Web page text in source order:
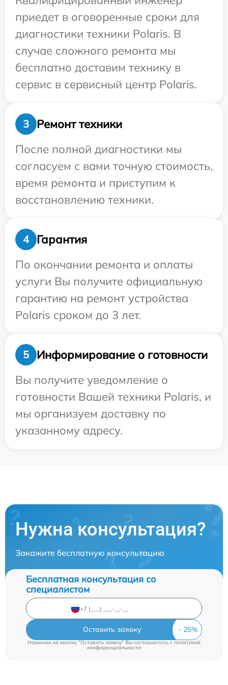
приедет в оговоренные сроки для
диагностики техники Polaris. В
случае сложного ремонта мы
бесплатно доставим технику в
сервис в сервисный центр Polaris.
3
Ремонт техники
После полной диагностики мы
согласуем с вами точную стоимость,
время ремонта и приступим к
восстановлению техники.
4
Гарантия
По окончании ремонта и оплаты
услуги Вы получите официальную
гарантию на ремонт устройства
Polaris сроком до 3 лет.
5
Информирование о готовности
Вы получите уведомление о
готовности Вашей техники Polaris, и
мы организуем доставку по
указанному адресу.
Нужна консультация?
Закажите бесплатную консультацию
Бесплатная консультация со
специалистом
Оставить заявку
Нажимая на кнопку "Оставить заявку" Вы соглашаетесь cполитикой
конфиденциальности